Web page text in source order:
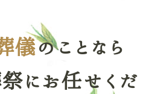
儀のことなら
にお任せくだ